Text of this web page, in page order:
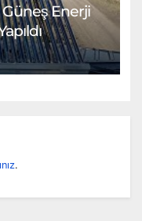
Enerji
.